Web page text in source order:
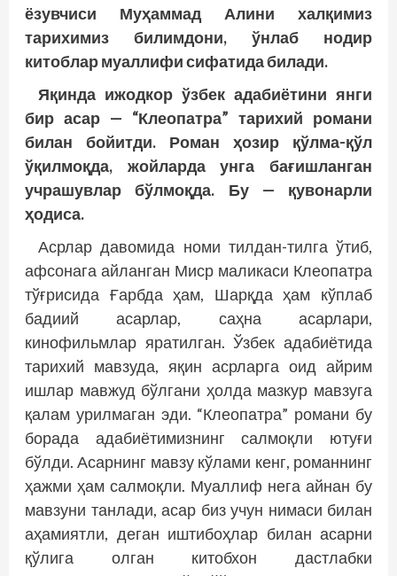
ёзувчиси Муҳаммад Алини халқимиз
тарихимиз билимдони, ўнлаб нодир
китоблар муаллифи сифатида билади.
Яқинда ижодкор ўзбек адабиётини янги
бир асар — “Клеопатра” тарихий романи
билан бойитди. Роман ҳозир қўлма-қўл
ўқилмоқда, жойларда унга бағишланган
учрашувлар бўлмоқда. Бу — қувонарли
ҳодиса.
Асрлар давомида номи тилдан-тилга ўтиб,
афсонага айланган Миср маликаси Клеопат­ра
тўғрисида Ғарбда ҳам, Шарқда ҳам кўп­лаб
бадиий асарлар, саҳна асарлари,
кинофильмлар яратилган. Ўзбек адабиётида
тарихий мавзуда, яқин асрларга оид айрим
ишлар мавжуд бўлгани ҳолда мазкур мавзуга
қалам урилмаган эди. “Клеопатра” романи бу
борада адабиё­тимизнинг салмоқли ютуғи
бўлди. Асарнинг мавзу кўлами кенг, романнинг
ҳажми ҳам салмоқли. Муаллиф нега айнан бу
мавзуни танлади, асар биз учун нимаси билан
аҳамиятли, деган иштибоҳлар билан асарни
қўлига олган китобхон дастлабки